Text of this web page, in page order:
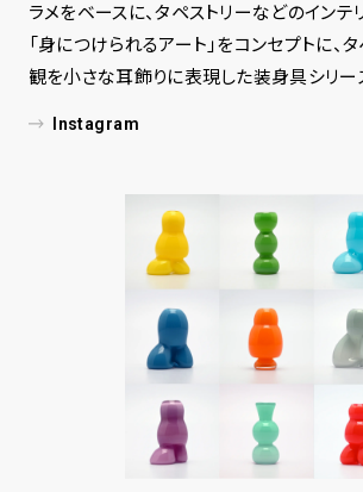
ラメをベースに、タペストリーなどのインテ
「身につけられるアート」をコンセプトに、
観を小さな耳飾りに表現した装身具シリー
Instagram